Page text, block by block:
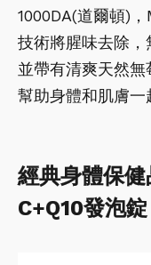
1000DA(道爾頓)
技術將腥味去除，
並帶有清爽天然無
幫助身體和肌膚一
經典身體保
C+Q10發泡錠